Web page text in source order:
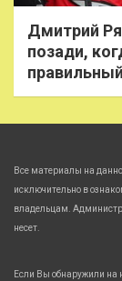
Дмитрий
позади,
Все материалы на
исключительно в
владельцам.
несет.
Если Вы обнаружили